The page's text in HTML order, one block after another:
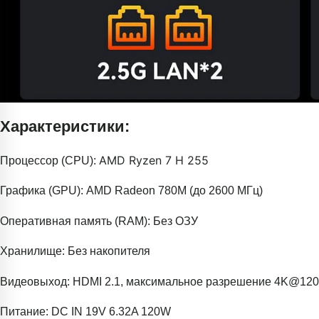
Характеристики:
Процессор (CPU): AMD Ryzen 7 H 255
Графика (GPU): AMD Radeon 780M (до 2600 МГц)
Оперативная память (RAM): Без ОЗУ
Хранилище: Без накопителя
Видеовыход: HDMI 2.1, максимальное разрешение
Питание: DC IN 19V 6.32A 120W